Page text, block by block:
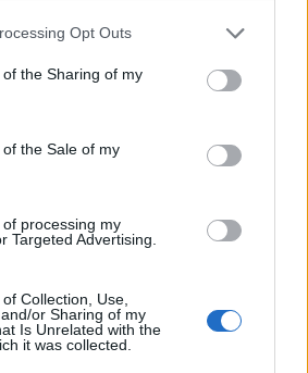
app uses one or more Google
or usage behaviour. You may click to
to Google and its third-party tags to
specified purposes in below Google
Opt Outs
the Sharing of my
the Sale of my
processing my
Targeted Advertising.
Collection, Use,
or Sharing of my
Is Unrelated with the
it was collected.